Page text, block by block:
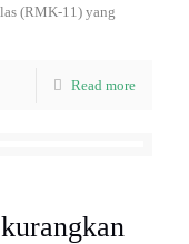
(RMK-11) yang
Read more